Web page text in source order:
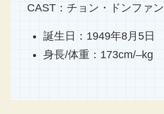
CAST：チョン・ドンファン
誕生日：1949年8月5日
身長/体重：173cm/–kg